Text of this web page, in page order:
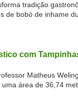
tradição
de bobó de inhame
com
Matheus
área de 36,74